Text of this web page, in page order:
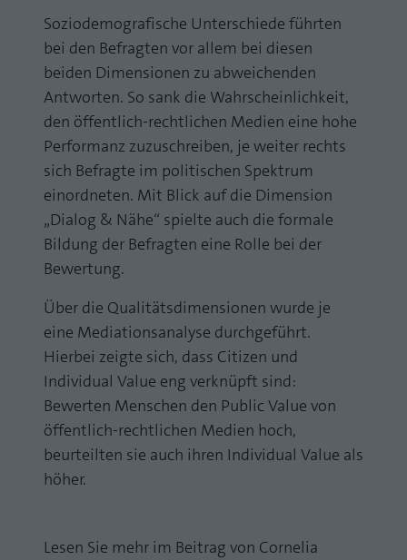
Soziodemografische Unterschiede führten
bei den Befragten vor allem bei diesen
beiden Dimensionen zu abweichenden
Antworten. So sank die Wahrscheinlichkeit,
den öffentlich-rechtlichen Medien eine hohe
Performanz zuzuschreiben, je weiter rechts
sich Befragte im politischen Spektrum
einordneten. Mit Blick auf die Dimension
„Dialog & Nähe“ spielte auch die formale
Bildung der Befragten eine Rolle bei der
Bewertung.
Über die Qualitätsdimensionen wurde je
eine Mediationsanalyse durchgeführt.
Hierbei zeigte sich, dass Citizen und
Individual Value eng verknüpft sind:
Bewerten Menschen den Public Value von
öffentlich-rechtlichen Medien hoch,
beurteilten sie auch ihren Individual Value als
höher.
Lesen Sie mehr im Beitrag von Cornelia